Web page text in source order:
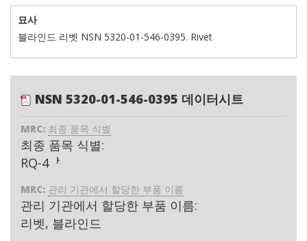
묘사
블라인드 리벳 NSN 5320-01-546-0395. Rivet
NSN 5320-01-546-0395 데이터시트
MRC: 최종 품목 식별
최종 품목 식별:
RQ-4ᅡ
MRC: 관리 기관에서 할당한 부품 이름
관리 기관에서 할당한 부품 이름:
리벳, 블라인드